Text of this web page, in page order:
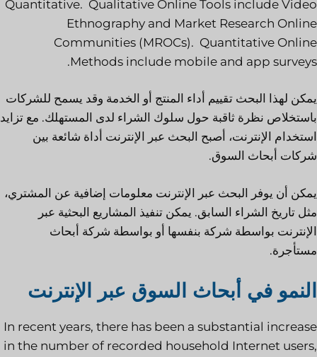
Quantitative. Qualitative Online Tools include Video
Ethnography and Market Research Online
Communities (MROCs). Quantitative Online
Methods include mobile and app surveys.
يمكن لهذا البحث تقييم أداء المنتج أو الخدمة وقد يسمح للشركات
باستخلاص نظرة ثاقبة حول سلوك الشراء لدى المستهلك. مع تزايد
استخدام الإنترنت، أصبح البحث عبر الإنترنت أداة شائعة بين
شركات أبحاث السوق.
يمكن أن يوفر البحث عبر الإنترنت معلومات إضافية عن المشتري،
مثل تاريخ الشراء السابق. يمكن تنفيذ المشاريع البحثية عبر
الإنترنت بواسطة شركة بنفسها أو بواسطة شركة أبحاث
مستأجرة.
النمو في أبحاث السوق عبر الإنترنت
In recent years, there has been a substantial increase
in the number of recorded household Internet users,